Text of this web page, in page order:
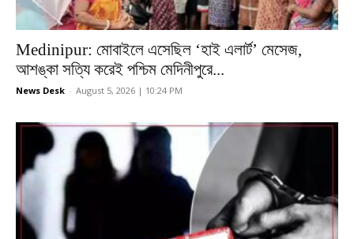
Medinipur: মোবাইলে এসেছিল ‘হাই এলার্ট’ মেসেজ,
আশঙ্কা সত্যি করেই পশ্চিম মেদিনীপুরে...
News Desk - August 5, 2026 | 10:24 PM